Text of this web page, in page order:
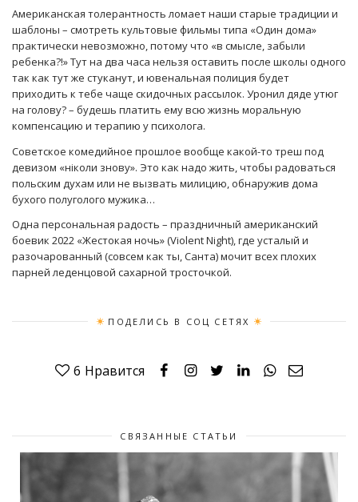
Американская толерантность ломает наши старые традиции и
шаблоны – смотреть культовые фильмы типа «Один дома»
практически невозможно, потому что «в смысле, забыли
ребенка?!» Тут на два часа нельзя оставить после школы одного
так как тут же стуканут, и ювенальная полиция будет
приходить к тебе чаще скидочных рассылок. Уронил дяде утюг
на голову? – будешь платить ему всю жизнь моральную
компенсацию и терапию у психолога.
Советское комедийное прошлое вообще какой-то треш под
девизом «ніколи знову». Это как надо жить, чтобы радоваться
польским духам или не вызвать милицию, обнаружив дома
бухого полуголого мужика…
Одна персональная радость – праздничный американский
боевик 2022 «Жестокая ночь» (Violent Night), где усталый и
разочарованный (совсем как ты, Санта) мочит всех плохих
парней леденцовой сахарной тросточкой.
ПОДЕЛИСЬ В СОЦ СЕТЯХ
6 Нравится
СВЯЗАННЫЕ СТАТЬИ